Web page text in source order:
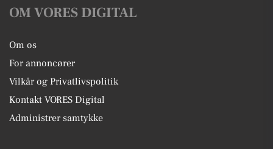
OM VORES DIGITAL
Om os
For annoncører
Vilkår og Privatlivspolitik
Kontakt VORES Digital
Administrer samtykke